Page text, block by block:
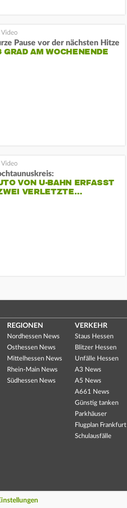
Pause vor der nächsten Hitze
GRAD AM WOCHENENDE
VON U-BAHN ERFASST
VERLETZTE…
REGIONEN
Nordhessen News
Osthessen News
Mittelhessen News
Rhein-Main News
Südhessen News
VERKEHR
Staus Hessen
Blitzer Hessen
Unfälle Hessen
A3 News
A5 News
A661 News
Günstig tanken
Parkhäuser
Flugplan Frankfurt
Schulausfälle